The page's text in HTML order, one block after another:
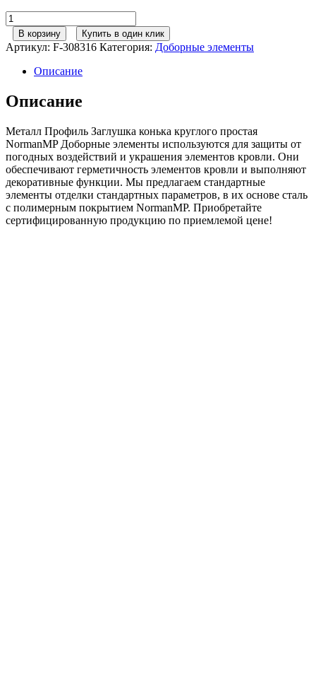
Количество
товара
Металл
Профиль
Заглушка
конька
круглого
простая
(ПЭ-01-
8017-
0.5)
В корзину Купить в один клик
Артикул: F-308316 Категория: Доборные элементы
Описание
Описание
Металл Профиль Заглушка конька круглого простая
NormanMP Доборные элементы используются для защиты от
погодных воздействий и украшения элементов кровли. Они
обеспечивают герметичность элементов кровли и выполняют
декоративные функции. Мы предлагаем стандартные
элементы отделки стандартных параметров, в их основе сталь
с полимерным покрытием NormanMP. Приобретайте
сертифицированную продукцию по приемлемой цене!